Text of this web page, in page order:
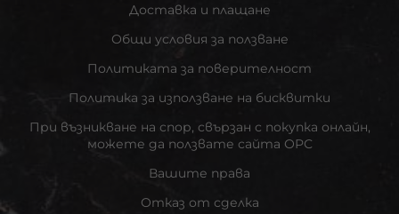
Доставка и плащане
Общи условия за ползване
Политиката за поверителност
Политика за използване на бисквитки
При възникване на спор, свързан с покупка онлайн,
можете да ползвате сайта ОРС
Вашите права
Отказ от сделка